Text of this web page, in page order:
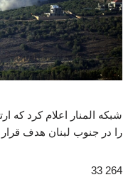
شبکه المنار اعلام کرد که
را در جنوب لبنان هدف قرار
264 33